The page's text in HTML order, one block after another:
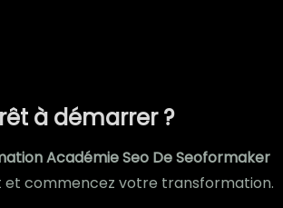
à démarrer ?
Académie Seo De Seoformaker
commencez votre transformation.